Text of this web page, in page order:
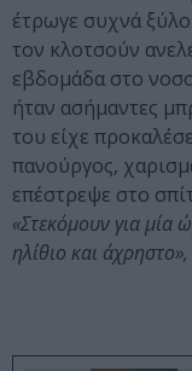
έτρωγε συχνά
τον κλοτσούν
εβδομάδα στο
ήταν ασήμαντες
του είχε
πανούργος,
επέστρεψε στο
«Στεκόμουν για
ηλίθιο και άχρηστο»,